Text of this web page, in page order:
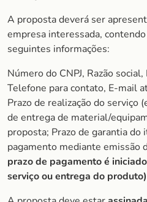
A proposta deverá ser
empresa interessada,
seguintes informações:
Número do CNPJ, Razão
Telefone para contato, E-mail
Prazo de realização do serviço
de entrega de material/
proposta; Prazo de garantia do
pagamento mediante emissão
prazo de pagamento é
serviço ou entrega do